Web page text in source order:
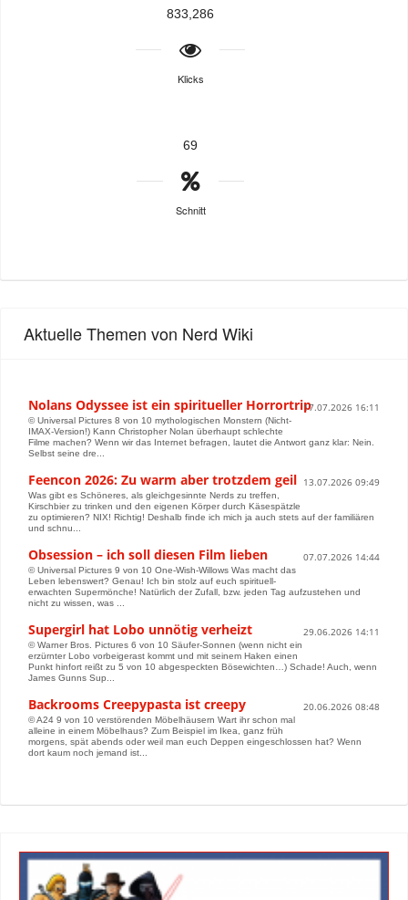
833,286
Klicks
69
Schnitt
Aktuelle Themen von Nerd Wiki
Nolans Odyssee ist ein spiritueller Horrortrip17.07.2026 16:11
© Universal Pictures 8 von 10 mythologischen Monstern (Nicht-
IMAX-Version!) Kann Christopher Nolan überhaupt schlechte
Filme machen? Wenn wir das Internet befragen, lautet die Antwort ganz klar: Nein.
Selbst seine dre...
Feencon 2026: Zu warm aber trotzdem geil 13.07.2026 09:49
Was gibt es Schöneres, als gleichgesinnte Nerds zu treffen,
Kirschbier zu trinken und den eigenen Körper durch Käsespätzle
zu optimieren? NIX! Richtig! Deshalb finde ich mich ja auch stets auf der familiären
und schnu...
Obsession – ich soll diesen Film lieben 07.07.2026 14:44
© Universal Pictures 9 von 10 One-Wish-Willows Was macht das
Leben lebenswert? Genau! Ich bin stolz auf euch spirituell-
erwachten Supermönche! Natürlich der Zufall, bzw. jeden Tag aufzustehen und
nicht zu wissen, was ...
Supergirl hat Lobo unnötig verheizt 29.06.2026 14:11
© Warner Bros. Pictures 6 von 10 Säufer-Sonnen (wenn nicht ein
erzürnter Lobo vorbeigerast kommt und mit seinem Haken einen
Punkt hinfort reißt zu 5 von 10 abgespeckten Bösewichten…) Schade! Auch, wenn
James Gunns Sup...
Backrooms Creepypasta ist creepy 20.06.2026 08:48
© A24 9 von 10 verstörenden Möbelhäusern Wart ihr schon mal
alleine in einem Möbelhaus? Zum Beispiel im Ikea, ganz früh
morgens, spät abends oder weil man euch Deppen eingeschlossen hat? Wenn
dort kaum noch jemand ist...